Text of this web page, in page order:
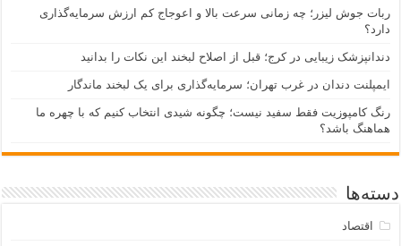
ربات جوش لیزر؛ چه زمانی سرعت بالا و اعوجاج کم ارزش سرمایه‌گذاری
دارد؟
دندانپزشک زیبایی در کرج؛ قبل از اصلاح لبخند این نکات را بدانید
ایمپلنت دندان در غرب تهران؛ سرمایه‌گذاری برای یک لبخند ماندگار
رنگ کامپوزیت فقط سفید نیست؛ چگونه شیدی انتخاب کنیم که با چهره ما
هماهنگ باشد؟
دسته‌ها
اقتصاد